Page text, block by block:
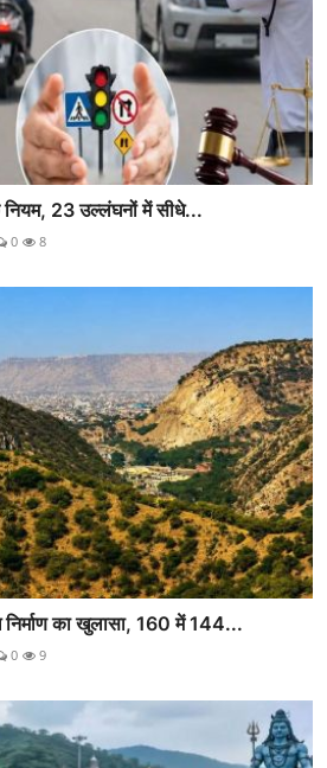
23 उल्लंघनों में सीधे...
0 8
का खुलासा, 160 में 144...
0 9